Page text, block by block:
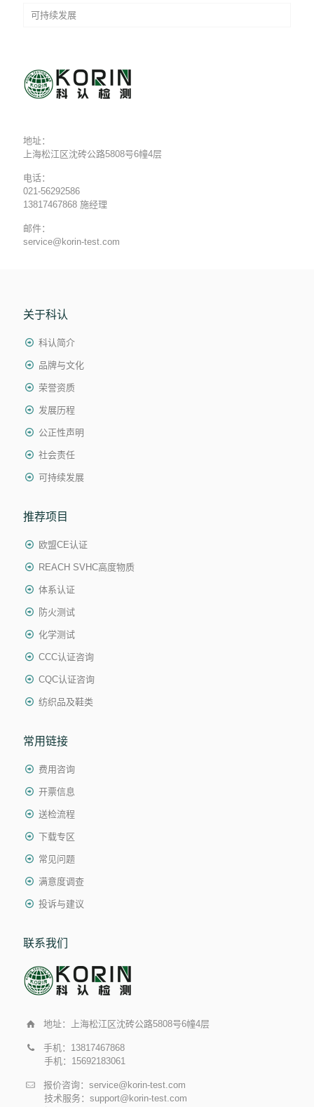
可持续发展
地址：
上海松江区沈砖公路5808号6幢4层
电话：
021-56292586
13817467868 施经理
邮件：
service@korin-test.com
关于科认
科认简介
品牌与文化
荣誉资质
发展历程
公正性声明
社会责任
可持续发展
推荐项目
欧盟CE认证
REACH SVHC高度物质
体系认证
防火测试
化学测试
CCC认证咨询
CQC认证咨询
纺织品及鞋类
常用链接
费用咨询
开票信息
送检流程
下载专区
常见问题
满意度调查
投诉与建议
联系我们
地址：上海松江区沈砖公路5808号6幢4层
手机：13817467868
手机：15692183061
报价咨询：service@korin-test.com
技术服务：support@korin-test.com